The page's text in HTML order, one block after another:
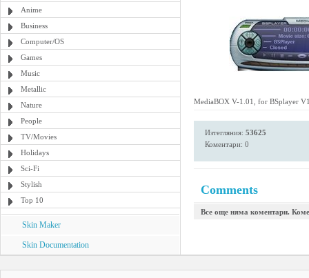
Anime
Business
Computer/OS
Games
Music
Metallic
Nature
People
TV/Movies
Holidays
Sci-Fi
Stylish
Top 10
Skin Maker
Skin Documentation
MediaBOX V-1.01, for BSplayer
Изтегляния: 53625
Коментари: 0
Comments
Все още няма коментари.